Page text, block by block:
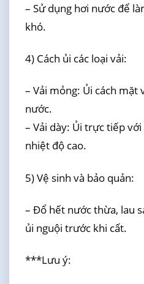
– Sử dụng hơi nước để
khó.
4) Cách ủi các loại vải:
– Vải mỏng: Ủi cách mặt
nước.
– Vải dày: Ủi trực tiếp
nhiệt độ cao.
5) Vệ sinh và bảo quản:
– Đổ hết nước thừa, lau
ủi nguội trước khi cất.
***Lưu ý: